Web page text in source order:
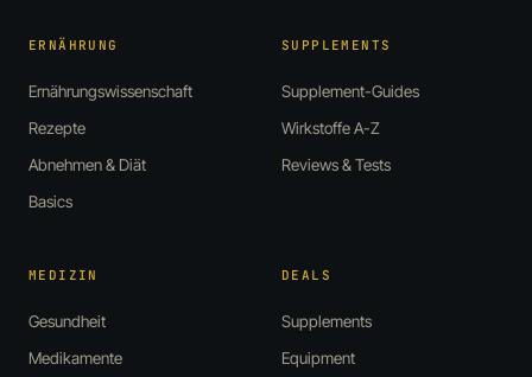
ERNÄHRUNG
Ernährungswissenschaft
Rezepte
Abnehmen & Diät
Basics
SUPPLEMENTS
Supplement-Guides
Wirkstoffe A-Z
Reviews & Tests
MEDIZIN
Gesundheit
Medikamente
DEALS
Supplements
Equipment